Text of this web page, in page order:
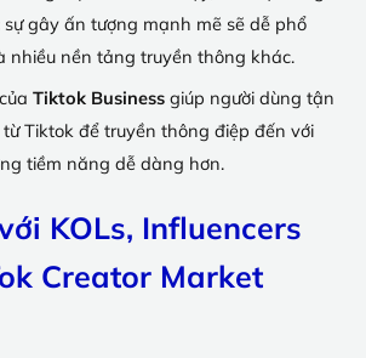
gây ấn tượng mạnh mẽ sẽ dễ phổ
nhiều nền tảng truyền thông khác.
Tiktok Business giúp người dùng tận
Tiktok để truyền thông điệp đến với
tiềm năng dễ dàng hơn.
KOLs, Influencers
Creator Market